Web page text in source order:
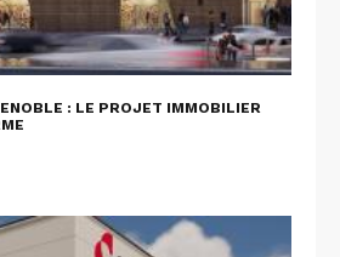
: LE PROJET IMMOBILIER